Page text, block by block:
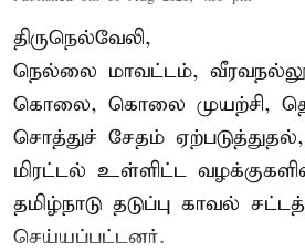
திருநெல்வேலி,
நெல்லை மாவட்டம்,
கொலை, கொலை முயற்சி,
சொத்துச் சேதம் ஏற்படுத்துதல்,
மிரட்டல் உள்ளிட்ட
தமிழ்நாடு தடுப்பு காவல்
செய்யப்பட்டனர்.